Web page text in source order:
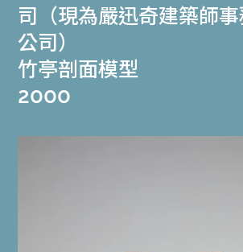
司（現為嚴迅奇建築師
公司）
竹亭剖面模型
2000